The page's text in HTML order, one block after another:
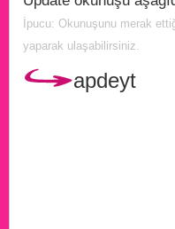
İpucu: Okunuşunu merak
yaparak ulaşabilirsiniz.
apdeyt